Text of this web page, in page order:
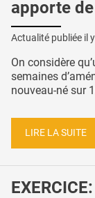
apporte
Actualité publiée il
On considère
semaines
nouveau-né sur
LIRE LA SUITE